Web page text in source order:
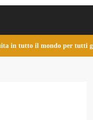
in tutto il mondo per tutti